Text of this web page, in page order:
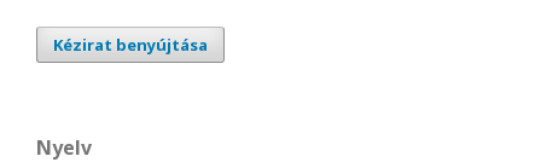
Kézirat benyújtása
Nyelv